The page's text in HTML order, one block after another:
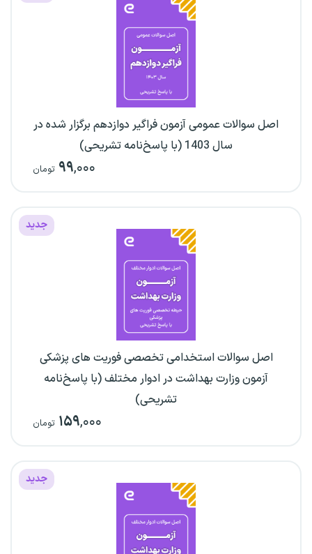
اصل سوالات عمومی آزمون فراگیر دوازدهم برگزار شده در
سال 1403 (با پاسخ‌نامه تشریحی)
۹۹,۰۰۰ تومان
جدید
اصل سوالات استخدامی تخصصی فوریت های پزشکی
آزمون وزارت بهداشت در ادوار مختلف (با پاسخ‌نامه
تشریحی)
۱۵۹,۰۰۰ تومان
جدید